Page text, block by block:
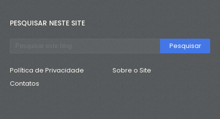
PESQUISAR NESTE SITE
Política de Privacidade
Sobre o Site
Contatos